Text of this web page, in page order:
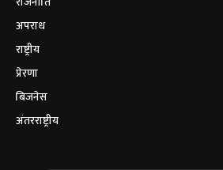
अपराध
राष्ट्रीय
प्रेरणा
बिजनेस
अंतरराष्ट्रीय